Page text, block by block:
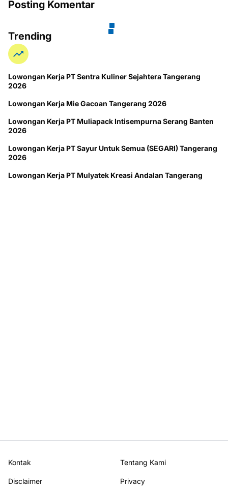
Posting Komentar
Trending
Lowongan Kerja PT Sentra Kuliner Sejahtera Tangerang
2026
Lowongan Kerja Mie Gacoan Tangerang 2026
Lowongan Kerja PT Muliapack Intisempurna Serang Banten
2026
Lowongan Kerja PT Sayur Untuk Semua (SEGARI) Tangerang
2026
Lowongan Kerja PT Mulyatek Kreasi Andalan Tangerang
Kontak Tentang Kami
Disclaimer Privacy